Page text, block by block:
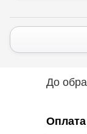
До
Оплата